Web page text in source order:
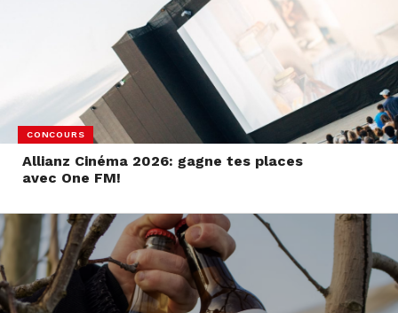
CONCOURS
Allianz Cinéma 2026: gagne tes places
avec One FM!